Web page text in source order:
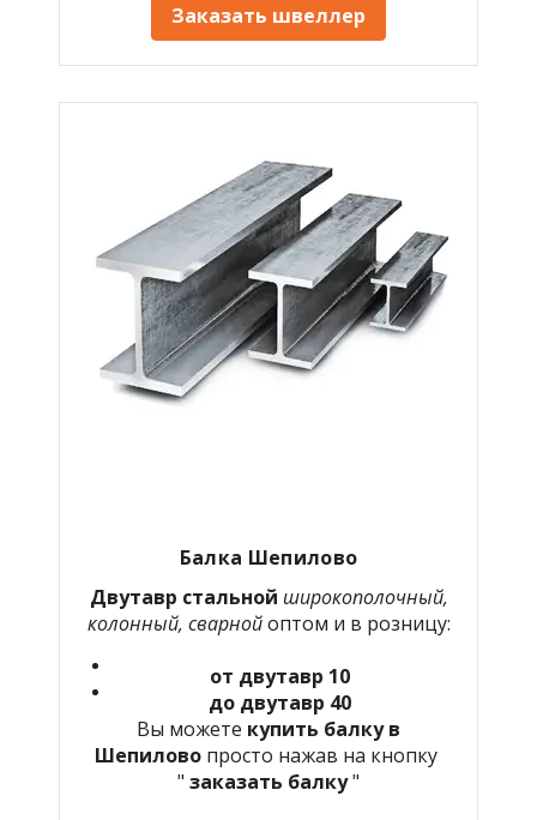
Заказать швеллер
Балка Шепилово
Двутавр стальной широкополочный,
колонный, сварнойоптом и в розницу:
от двутавр 10
до двутавр 40
Вы можете купить балку в
Шепилово просто нажав на кнопку
" заказать балку"